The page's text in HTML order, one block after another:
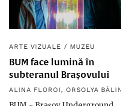
ARTE VIZUALE / MUZEU
BUM face lumină în
subteranul Brașovului
ALINA FLOROI , ORSOLYA